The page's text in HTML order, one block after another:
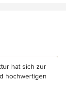
hat sich zur
hochwertigen